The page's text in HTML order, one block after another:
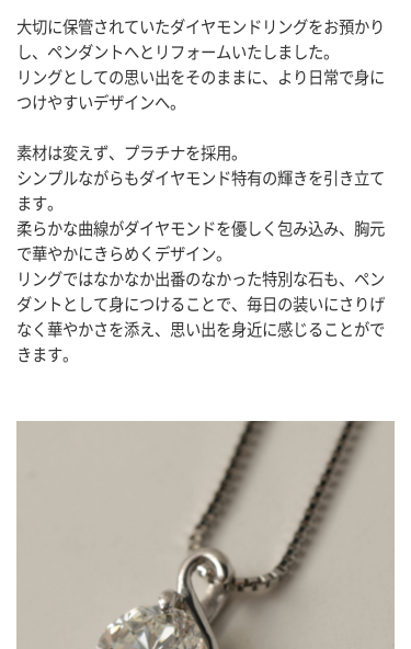
大切に保管されていたダイヤモンドリングをお預かり
し、ペンダントへとリフォームいたしました。
リングとしての思い出をそのままに、より日常で身に
つけやすいデザインへ。
素材は変えず、プラチナを採用。
シンプルながらもダイヤモンド特有の輝きを引き立て
ます。
柔らかな曲線がダイヤモンドを優しく包み込み、胸元
で華やかにきらめくデザイン。
リングではなかなか出番のなかった特別な石も、ペン
ダントとして身につけることで、毎日の装いにさりげ
なく華やかさを添え、思い出を身近に感じることがで
きます。